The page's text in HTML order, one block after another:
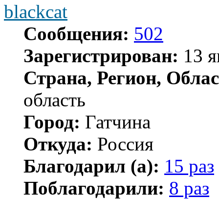
blackcat
Сообщения: 502
Зарегистрирован: 13
Страна, Регион,
область
Город: Гатчина
Откуда: Россия
Благодарил (а): 15 раз
Поблагодарили: 8 раз